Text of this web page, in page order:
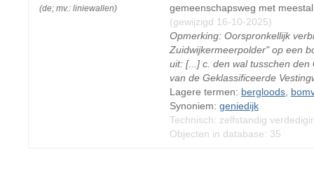
(de; mv.: liniewallen)
gemeenschapsweg met
(gewijzigd 16-10-2025)
Opmerking: Oorspronkellijk
Zuidwijkermeerpolder" op een
uit: [...] c. den wal tusschen
van de Geklassificeerde
Lagere termen: bergloods
Synoniem: geniedijk
Technisch: zelfstandig
Objecten in database: 35